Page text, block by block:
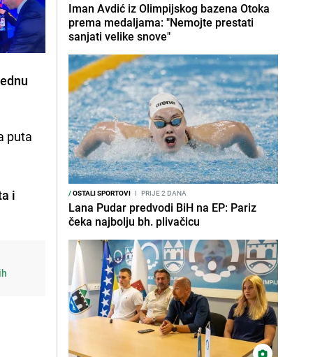
puta
i
Iman Avdić iz Olimpijskog bazena Otoka
prema medaljama: "Nemojte prestati
sanjati velike snove"
/OSTALI SPORTOVI I PRIJE 2 DANA
Lana Pudar predvodi BiH na EP: Pariz
čeka najbolju bh. plivačicu